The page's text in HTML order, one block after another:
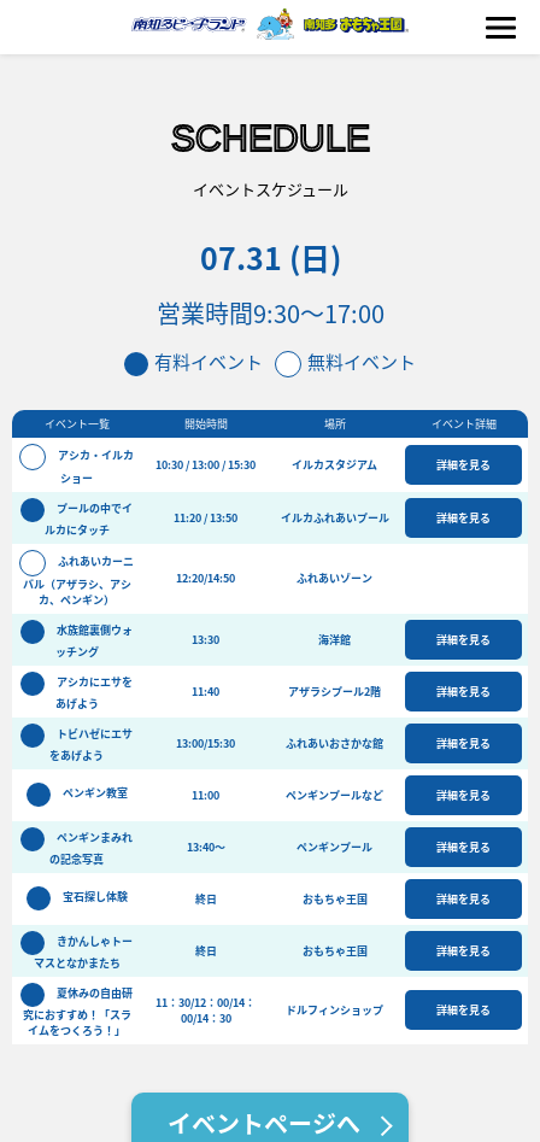
イベント
フード&ショップ
海の生きもの
おもちゃ王国
アクセス＆周辺情報
団体向けプラン情報 ビーチランド支援プログラム
SCHEDULE
イベントスケジュール
07.31 (日)
営業時間9:30〜17:00
有料イベント 無料イベント
イベント一覧 開始時間 場所 イベント詳細
アシカ・イルカ
ショー
10:30 / 13:00 / 15:30 イルカスタジアム 詳細を見る
プールの中でイ
ルカにタッチ
11:20 / 13:50 イルカふれあいプール 詳細を見る
ふれあいカーニ
バル（アザラシ、アシ
カ、ペンギン）
12:20/14:50 ふれあいゾーン
水族館裏側ウォ
ッチング
13:30 海洋館 詳細を見る
アシカにエサを
あげよう
11:40 アザラシプール2階 詳細を見る
トビハゼにエサ
をあげよう
13:00/15:30 ふれあいおさかな館 詳細を見る
ペンギン教室 11:00 ペンギンプールなど 詳細を見る
ペンギンまみれ
の記念写真
13:40～ ペンギンプール 詳細を見る
宝石探し体験 終日 おもちゃ王国 詳細を見る
きかんしゃトー
マスとなかまたち
終日 おもちゃ王国 詳細を見る
夏休みの自由研
究におすすめ！「スラ
イムをつくろう！」
11：30/12：00/14：
00/14：30
ドルフィンショップ 詳細を見る
イベントページへ